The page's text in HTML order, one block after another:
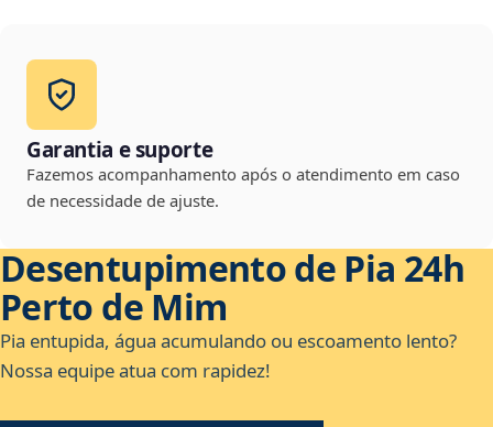
Garantia e suporte
Fazemos acompanhamento após o atendimento em caso
de necessidade de ajuste.
Desentupimento de Pia 24h
Perto de Mim
Pia entupida, água acumulando ou escoamento lento?
Nossa equipe atua com rapidez!